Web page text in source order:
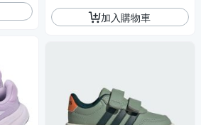
加入購物車